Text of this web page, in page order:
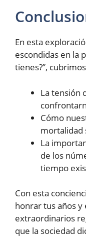
En esta
escondidas en la
tienes?”,
La tensión
Cómo
mortalidad
La
de los
tiempo
Con esta
honrar tus años y
extraordinarios
que la sociedad